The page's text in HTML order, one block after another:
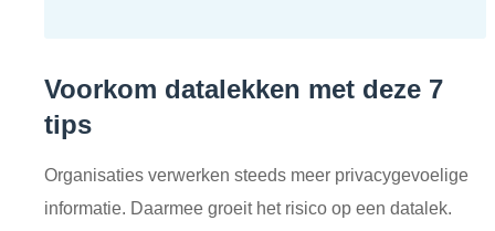
Voorkom datalekken met deze 7
tips
Organisaties verwerken steeds meer privacygevoelige
informatie. Daarmee groeit het risico op een datalek.